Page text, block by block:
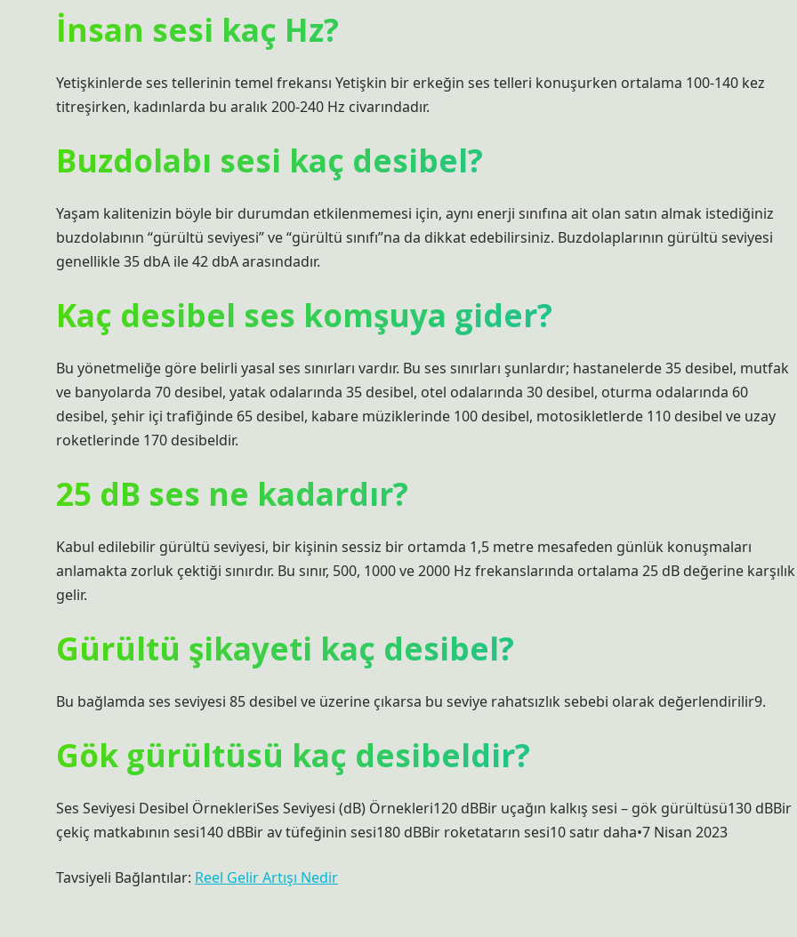
İnsan sesi kaç Hz?
Yetişkinlerde ses tellerinin temel frekansı Yetişkin bir erkeğin ses telleri konuşurken ortalama 100-140 kez
titreşirken, kadınlarda bu aralık 200-240 Hz civarındadır.
Buzdolabı sesi kaç desibel?
Yaşam kalitenizin böyle bir durumdan etkilenmemesi için, aynı enerji sınıfına ait olan satın almak istediğiniz
buzdolabının “gürültü seviyesi” ve “gürültü sınıfı”na da dikkat edebilirsiniz. Buzdolaplarının gürültü seviyesi
genellikle 35 dbA ile 42 dbA arasındadır.
Kaç desibel ses komşuya gider?
Bu yönetmeliğe göre belirli yasal ses sınırları vardır. Bu ses sınırları şunlardır; hastanelerde 35 desibel, mutfak
ve banyolarda 70 desibel, yatak odalarında 35 desibel, otel odalarında 30 desibel, oturma odalarında 60
desibel, şehir içi trafiğinde 65 desibel, kabare müziklerinde 100 desibel, motosikletlerde 110 desibel ve uzay
roketlerinde 170 desibeldir.
25 dB ses ne kadardır?
Kabul edilebilir gürültü seviyesi, bir kişinin sessiz bir ortamda 1,5 metre mesafeden günlük konuşmaları
anlamakta zorluk çektiği sınırdır. Bu sınır, 500, 1000 ve 2000 Hz frekanslarında ortalama 25 dB değerine karşılık
gelir.
Gürültü şikayeti kaç desibel?
Bu bağlamda ses seviyesi 85 desibel ve üzerine çıkarsa bu seviye rahatsızlık sebebi olarak değerlendirilir9.
Gök gürültüsü kaç desibeldir?
Ses Seviyesi Desibel ÖrnekleriSes Seviyesi (dB) Örnekleri120 dBBir uçağın kalkış sesi – gök gürültüsü130 dBBir
çekiç matkabının sesi140 dBBir av tüfeğinin sesi180 dBBir roketatarın sesi10 satır daha•7 Nisan 2023
Tavsiyeli Bağlantılar: Reel Gelir Artışı Nedir